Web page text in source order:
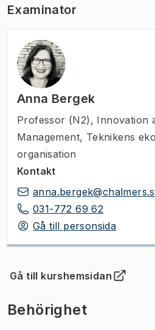
Examinator
Anna Bergek
Professor (N2) , Innovation
Management, Teknikens
organisation
Kontakt
031-772 69 62
Gå till personsida
Gå till kurshemsidan
(Öppnas i ny flik)
Behörighet